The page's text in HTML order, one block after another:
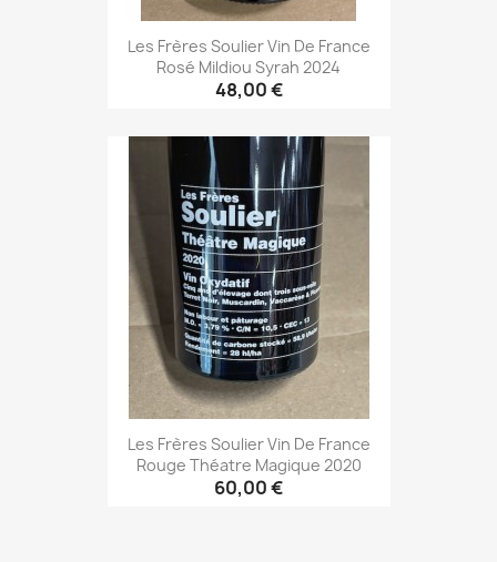
Les Frères Soulier Vin De France
Rosé Mildiou Syrah 2024
48,00 €
Les Frères Soulier Vin De France
Rouge Théatre Magique 2020
60,00 €